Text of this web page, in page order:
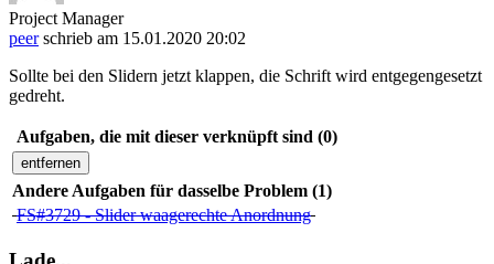
Project Manager
peerschrieb am 15.01.2020 20:02
Sollte bei den Slidern jetzt klappen, die Schrift wird entgegengesetzt
gedreht.
Aufgaben, die mit dieser verknüpft sind (0)
entfernen
Andere Aufgaben für dasselbe Problem (1)
FS#3729 - Slider waagerechte Anordnung